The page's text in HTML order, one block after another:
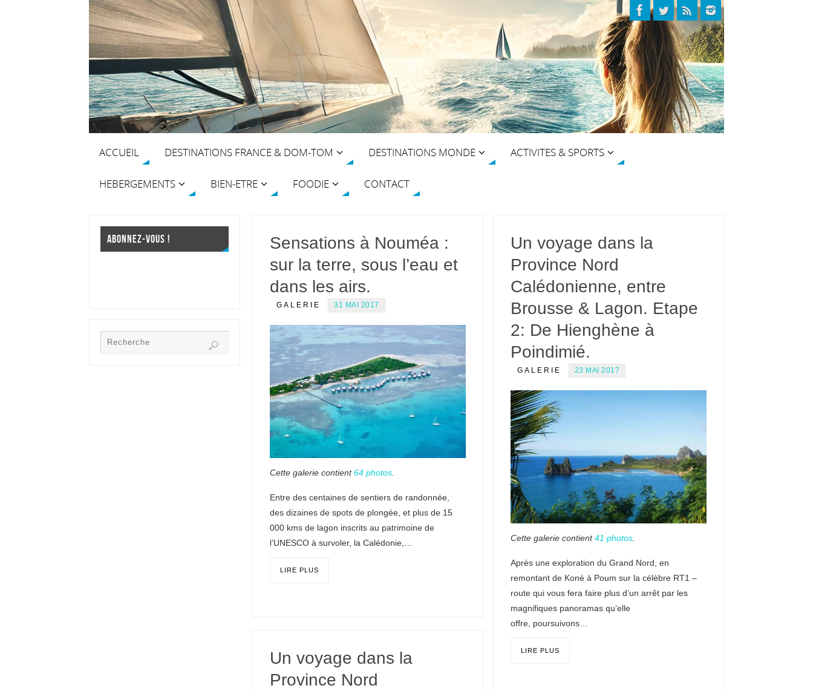
ACCUEIL DESTINATIONS FRANCE & DOM-TOM DESTINATIONS MONDE ACTIVITES & SPORTS
HEBERGEMENTS BIEN-ETRE FOODIE CONTACT
Sensations à Nouméa :
sur la terre, sous l’eau et
dans les airs.
GALERIE 31 MAI 2017
Cette galerie contient64 photos
Entre des centaines de sentiers de randonnée,
des dizaines de spots de plongée, et plus de 15
000 kms de lagon inscrits au patrimoine de
l’UNESCO à survoler, la Calédonie,…
LIRE PLUS
Un voyage dans la
Province Nord
Calédonienne, entre
Brousse & Lagon. Etape
2: De Hienghène à
Poindimié.
GALERIE 23 MAI 2017
Cette galerie contient41 photos.
Après une exploration du Grand Nord, en
remontant de Koné à Poum sur la célèbre RT1 –
route qui vous fera faire plus d’un arrêt par les
magnifiques panoramas qu’elle
offre, poursuivons…
LIRE PLUS
Un voyage dans la
Province Nord
ABONNEZ-VOUS !